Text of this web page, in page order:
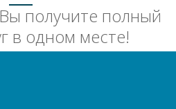
получите полный
в одном месте!